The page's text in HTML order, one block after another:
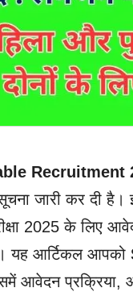
Recruitment
जारी कर दी
2025 के लिए
आर्टिकल आपको
आवेदन प्रक्रिया,